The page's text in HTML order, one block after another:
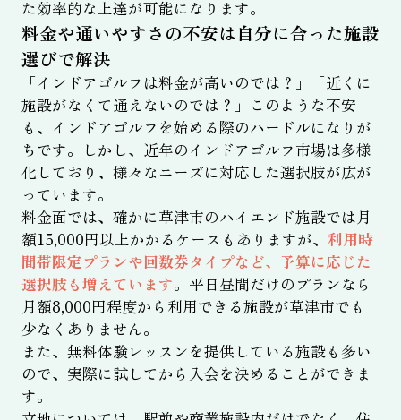
た効率的な上達が可能になります。
料金や通いやすさの不安は自分に合った施設
選びで解決
「インドアゴルフは料金が高いのでは？」「近くに
施設がなくて通えないのでは？」このような不安
も、インドアゴルフを始める際のハードルになりが
ちです。しかし、近年のインドアゴルフ市場は多様
化しており、様々なニーズに対応した選択肢が広が
っています。
料金面では、確かに草津市のハイエンド施設では月
額15,000円以上かかるケースもありますが、 利用時
間帯限定プランや回数券タイプなど、予算に応じた
選択肢も増えています。平日昼間だけのプランなら
月額8,000円程度から利用できる施設が草津市でも
少なくありません。
また、無料体験レッスンを提供している施設も多い
ので、実際に試してから入会を決めることができま
す。